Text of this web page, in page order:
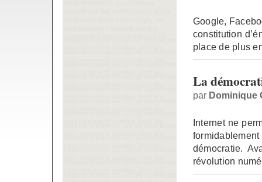
Google,
constitution
place de plus
La
par Dominique
Internet ne
démocratie.
révolution